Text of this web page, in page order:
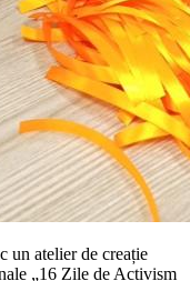
un atelier de creație
„16 Zile de Activism